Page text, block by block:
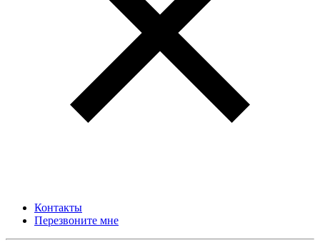
Контакты
Перезвоните мне